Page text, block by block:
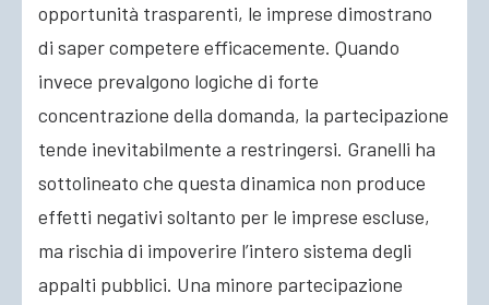
opportunità trasparenti, le imprese dimostrano
di saper competere efficacemente. Quando
invece prevalgono logiche di forte
concentrazione della domanda, la partecipazione
tende inevitabilmente a restringersi. Granelli ha
sottolineato che questa dinamica non produce
effetti negativi soltanto per le imprese escluse,
ma rischia di impoverire l’intero sistema degli
appalti pubblici. Una minore partecipazione